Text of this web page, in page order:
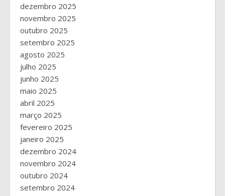
dezembro 2025
novembro 2025
outubro 2025
setembro 2025
agosto 2025
julho 2025
junho 2025
maio 2025
abril 2025
março 2025
fevereiro 2025
janeiro 2025
dezembro 2024
novembro 2024
outubro 2024
setembro 2024